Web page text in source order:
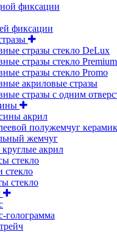
фиксации
фиксации
стразы стекло DeLux
стразы стекло Premium
стразы стекло Promo
акриловые стразы
стразы с одним
акрил
полужемчуг
жемчуг
акрил
стекло
стекло
стекло
голограмма